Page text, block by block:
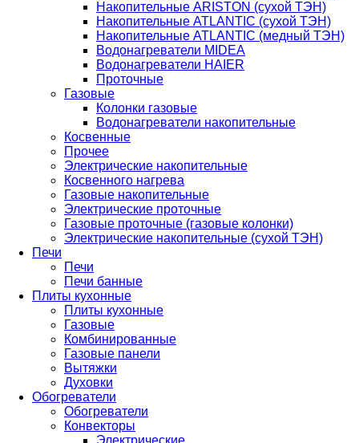
Накопительные ARISTON (сухой ТЭН)
Накопительные ATLANTIC (сухой ТЭН)
Накопительные ATLANTIC (медный ТЭН)
Водонагреватели MIDEA
Водонагреватели HAIER
Проточные
Газовые
Колонки газовые
Водонагреватели накопительные
Косвенные
Прочее
Электрические накопительные
Косвенного нагрева
Газовые накопительные
Электрические проточные
Газовые проточные (газовые колонки)
Электрические накопительные (сухой ТЭН)
Печи
Печи
Печи банные
Плиты кухонные
Плиты кухонные
Газовые
Комбинированные
Газовые панели
Вытяжки
Духовки
Обогреватели
Обогреватели
Конвекторы